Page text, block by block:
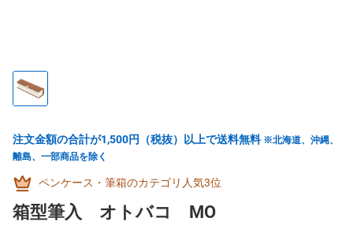
注文金額の合計が1,500円（税抜）以上で送料無料 ※北海道、沖縄、
離島、一部商品を除く
ペンケース・筆箱のカテゴリ人気3位
箱型筆入 オトバコ MO